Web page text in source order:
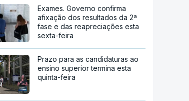
Exames. Governo confirma
afixação dos resultados da 2ª
fase e das reapreciações esta
sexta-feira
Prazo para as candidaturas ao
ensino superior termina esta
quinta-feira